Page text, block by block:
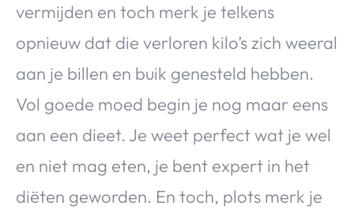
vermijden en toch merk je telkens
opnieuw dat die verloren kilo’s zich weeral
aan je billen en buik genesteld hebben.
Vol goede moed begin je nog maar eens
aan een dieet. Je weet perfect wat je wel
en niet mag eten, je bent expert in het
diëten geworden. En toch, plots merk je